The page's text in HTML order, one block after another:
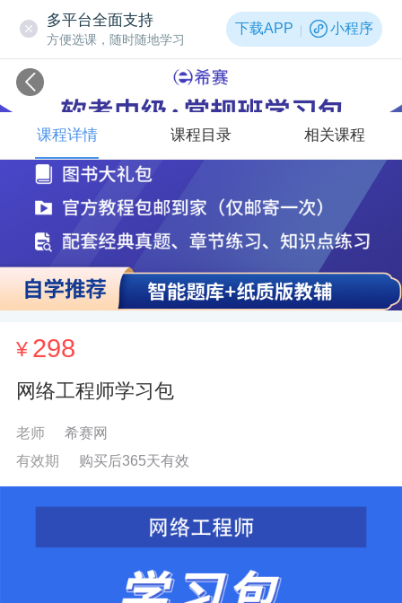
多平台全面支持
方便选课，随时随地学习
下载APP 小程序
¥ 298
网络工程师学习包
老师
希赛网
有效期
购买后365天有效
课程详情 课程目录 相关课程